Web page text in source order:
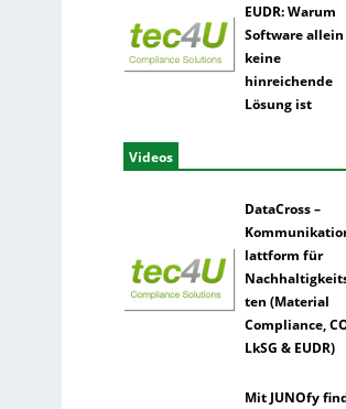
EUDR: Warum
Software allein
keine
hinreichende
Lösung ist
Videos
DataCross –
lattform für
ten (Material
Compliance,
LkSG & EUDR)
Mit JUNOfy